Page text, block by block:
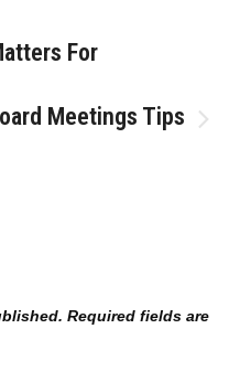
For
Meetings Tips
Required fields are